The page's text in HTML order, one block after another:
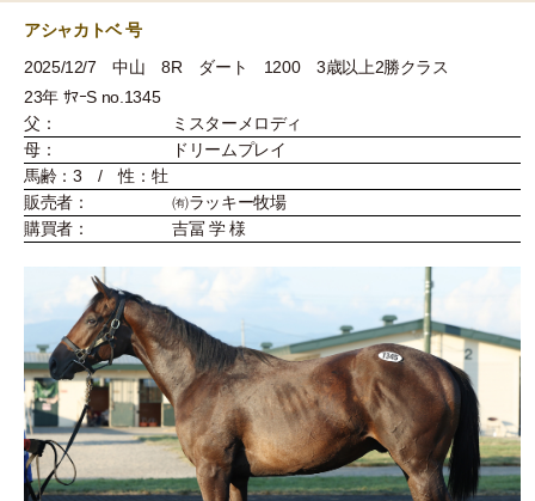
アシャカトベ 号
2025/12/7 中山 8R ダート 1200 3歳以上2勝クラス
23年 ｻﾏｰS no.1345
父：
ミスターメロディ
母：
ドリームプレイ
馬齢：3 / 性：牡
販売者：
㈲ラッキー牧場
購買者：
吉冨 学 様